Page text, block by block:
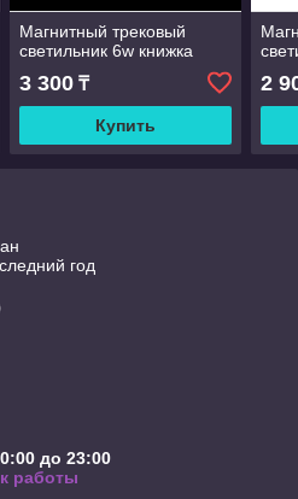
Магнитный трековый
светильник 6w книжка
3 300₸
Купить
2
год
до 23:00
работы